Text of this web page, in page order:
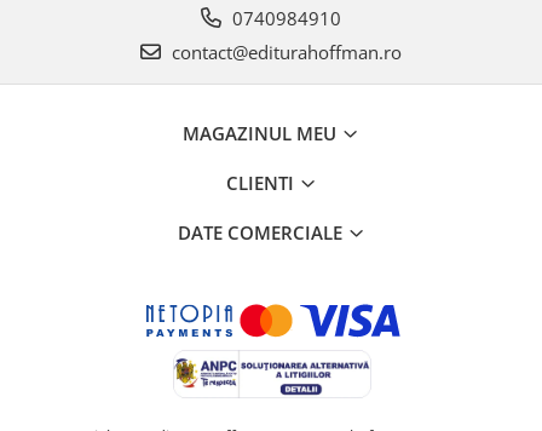
0740984910
contact@editurahoffman.ro
MAGAZINUL MEU
CLIENTI
DATE COMERCIALE